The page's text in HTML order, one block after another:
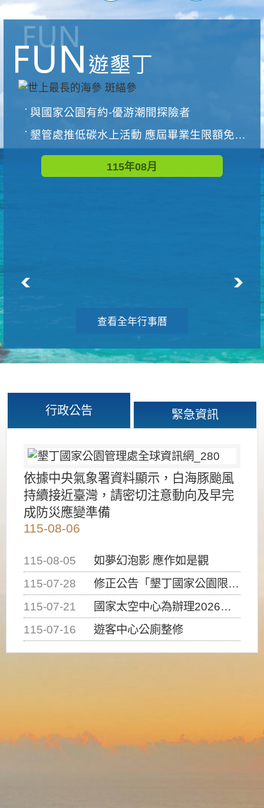
與國家公園有約-優游潮間探險者
墾管處推低碳水上活動 應屆畢業生限額免費參加
115年08月
查看全年行事曆
行政公告 緊急資訊
依據中央氣象署資料顯示，白海豚颱風
持續接近臺灣，請密切注意動向及早完
成防災應變準備
115-08-06
115-08-05
如夢幻泡影 應作如是觀
115-07-28
修正公告「墾丁國家公園限制水域遊憩活動之種類、範圍、時間及行為」，自即日生效。
115-07-21
國家太空中心為辦理2026台灣盃火箭競賽，陸、海、空域警戒及協調相關事宜，因颱風備案事宜
115-07-16
遊客中心公廁整修